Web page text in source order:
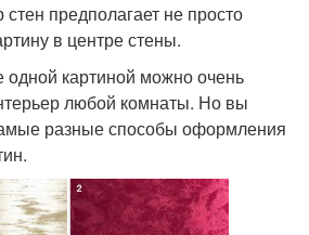
предполагает не просто
в центре стены.
картиной можно очень
любой комнаты. Но вы
разные способы оформления